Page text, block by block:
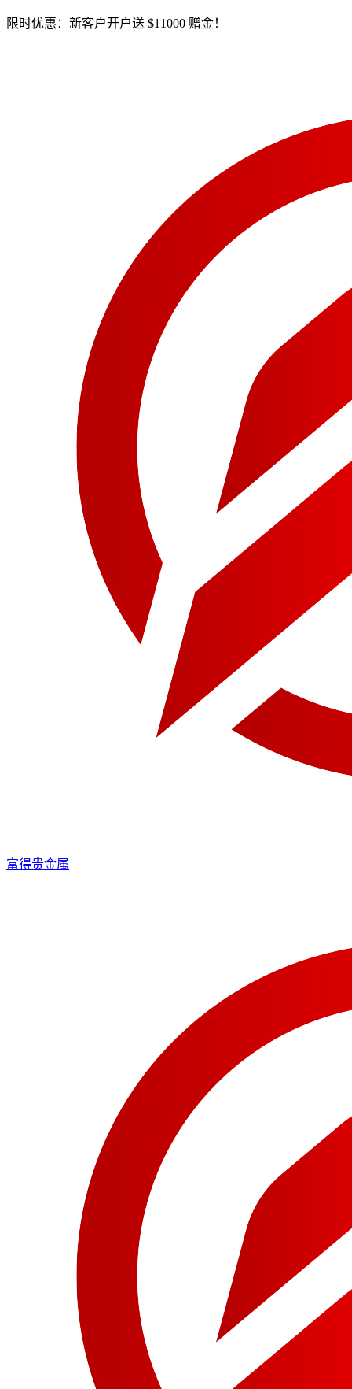
限时优惠：新客户开户送 $11000 赠金！
富得贵金属